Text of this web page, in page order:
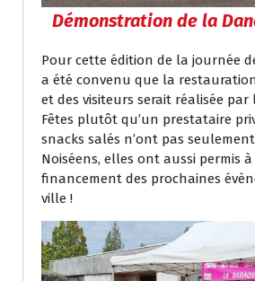
Démonstration de la
Pour cette édition de la journée
a été convenu que la
et des visiteurs serait réalisée par
Fêtes plutôt qu’un prestataire
snacks salés n’ont pas
Noiséens, elles ont aussi permis
financement des prochaines
ville !